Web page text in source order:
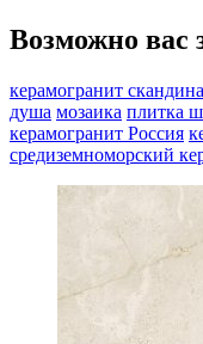
Возможно вас
керамогранит
душа мозаика плитка
керамогранит Россия
средиземноморский